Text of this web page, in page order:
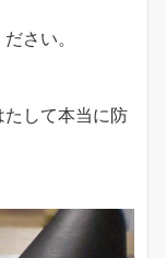
さい。
して本当に防